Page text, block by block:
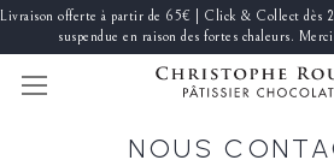
Livraison offerte à partir de 65€ | Click & Collect dès
suspendue en raison des fortes chaleurs.
NOUS